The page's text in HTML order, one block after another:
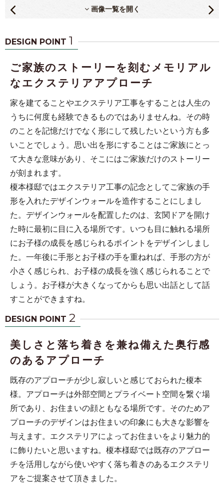
画像一覧を開く
DESIGN POINT 1
ご家族のストーリーを刻むメモリアル
なエクステリアアプローチ
家を建てることやエクステリア工事をすることは人生の
うちに何度も経験できるものではありませんね。その時
のことを記憶だけでなく形にして残したいという方も多
いことでしょう。思い出を形にすることはご家族にとっ
て大きな意味があり、そこにはご家族だけのストーリー
が刻まれます。
榎本様邸ではエクステリア工事の記念としてご家族の手
形を入れたデザインウォールを造作することにしまし
た。デザインウォールを配置したのは、玄関ドアを開け
た時に最初に目に入る場所です。いつも目に触れる場所
にお子様の成長を感じられるポイントをデザインしまし
た。一年後に手形とお子様の手を重ねれば、手形の方が
小さく感じられ、お子様の成長を強く感じられることで
しょう。お子様が大きくなってからも思い出話として話
すことができますね。
DESIGN POINT 2
美しさと落ち着きを兼ね備えた奥行感
のあるアプローチ
既存のアプローチが少し寂しいと感じておられた榎本
様。アプローチは外部空間とプライベート空間を繋ぐ場
所であり、お住まいの顔ともなる場所です。そのためア
プローチのデザインはお住まいの印象にも大きな影響を
与えます。エクステリアによってお住まいをより魅力的
に飾りたいと思いますね。榎本様邸では既存のアプロー
チを活用しながら使いやすく落ち着きのあるエクステリ
アをご提案させて頂きました。